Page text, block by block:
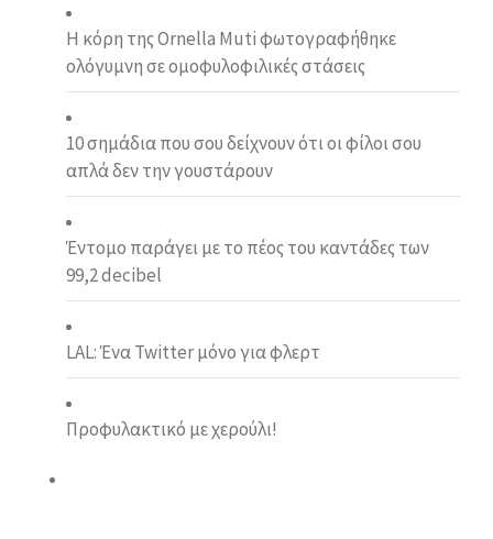
Η κόρη της Ornella Muti φωτογραφήθηκε
ολόγυμνη σε ομοφυλοφιλικές στάσεις
10 σημάδια που σου δείχνουν ότι οι φίλοι σου
απλά δεν την γουστάρουν
Έντομο παράγει με το πέος του καντάδες των
99,2 decibel
LAL: Ένα Twitter μόνο για φλερτ
Προφυλακτικό με χερούλι!